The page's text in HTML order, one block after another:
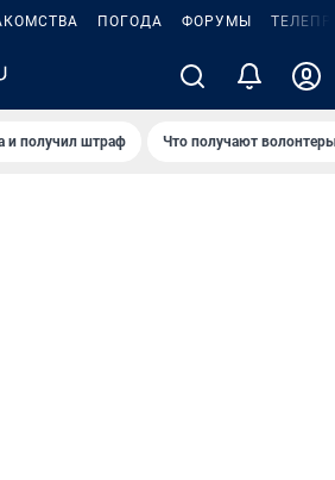
ПОГОДА ФОРУМЫ
и получил штраф Что получают